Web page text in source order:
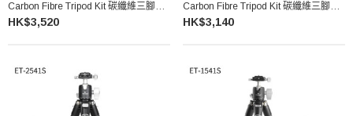
Carbon Fibre Tripod Kit 碳纖維三腳架
雲台套裝
HK$3,520
Carbon Fibre Tripod Kit 碳纖維三腳架
雲台套裝
HK$3,140